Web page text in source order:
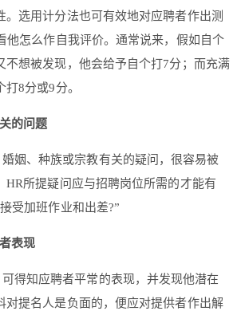
。选用计分法也可有效地对应聘者作出测
他怎么作自我评价。通常说来，假如自个
不想被发现，他会给予自个打7分；而充满
8分或9分。
的问题
姻、种族或宗教有关的疑问，很容易被
HR所提疑问应与招聘岗位所需的才能有
受加班作业和出差?”
表现
得知应聘者平常的表现，并发现他潜在
对提名人是负面的，便应对提供者作出解